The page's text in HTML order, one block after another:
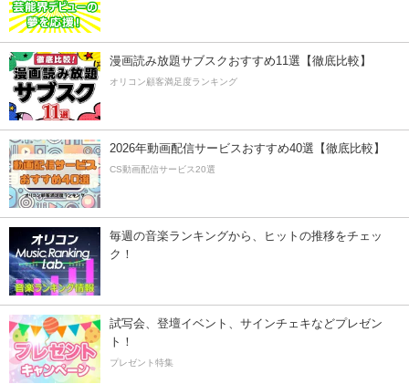
漫画読み放題サブスクおすすめ11選【徹底比較】
オリコン顧客満足度ランキング
2026年動画配信サービスおすすめ40選【徹底比較】
CS動画配信サービス20選
毎週の音楽ランキングから、ヒットの推移をチェッ
ク！
試写会、登壇イベント、サインチェキなどプレゼン
ト！
プレゼント特集